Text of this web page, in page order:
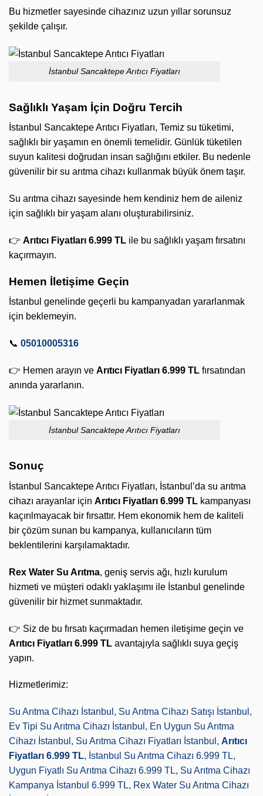
Bu hizmetler sayesinde cihazınız uzun yıllar sorunsuz
şekilde çalışır.
İstanbul Sancaktepe Arıtıcı Fiyatları
Sağlıklı Yaşam İçin Doğru Tercih
İstanbul Sancaktepe Arıtıcı Fiyatları, Temiz su tüketimi,
sağlıklı bir yaşamın en önemli temelidir. Günlük tüketilen
suyun kalitesi doğrudan insan sağlığını etkiler. Bu nedenle
güvenilir bir su arıtma cihazı kullanmak büyük önem taşır.
Su arıtma cihazı sayesinde hem kendiniz hem de aileniz
için sağlıklı bir yaşam alanı oluşturabilirsiniz.
👉 Arıtıcı Fiyatları 6.999 TL ile bu sağlıklı yaşam fırsatını
kaçırmayın.
Hemen İletişime Geçin
İstanbul genelinde geçerli bu kampanyadan yararlanmak
için beklemeyin.
📞 05010005316
👉 Hemen arayın ve Arıtıcı Fiyatları 6.999 TL fırsatından
anında yararlanın.
İstanbul Sancaktepe Arıtıcı Fiyatları
Sonuç
İstanbul Sancaktepe Arıtıcı Fiyatları, İstanbul’da su arıtma
cihazı arayanlar için Arıtıcı Fiyatları 6.999 TL kampanyası
kaçırılmayacak bir fırsattır. Hem ekonomik hem de kaliteli
bir çözüm sunan bu kampanya, kullanıcıların tüm
beklentilerini karşılamaktadır.
Rex Water Su Arıtma, geniş servis ağı, hızlı kurulum
hizmeti ve müşteri odaklı yaklaşımı ile İstanbul genelinde
güvenilir bir hizmet sunmaktadır.
👉 Siz de bu fırsatı kaçırmadan hemen iletişime geçin ve
Arıtıcı Fiyatları 6.999 TL avantajıyla sağlıklı suya geçiş
yapın.
Hizmetlerimiz:
Su Arıtma Cihazı İstanbul, Su Arıtma Cihazı Satışı İstanbul,
Ev Tipi Su Arıtma Cihazı İstanbul, En Uygun Su Arıtma
Cihazı İstanbul, Su Arıtma Cihazı Fiyatları İstanbul, Arıtıcı
Fiyatları 6.999 TL, İstanbul Su Arıtma Cihazı 6.999 TL,
Uygun Fiyatlı Su Arıtma Cihazı 6.999 TL, Su Arıtma Cihazı
Kampanya İstanbul 6.999 TL, Rex Water Su Arıtma Cihazı